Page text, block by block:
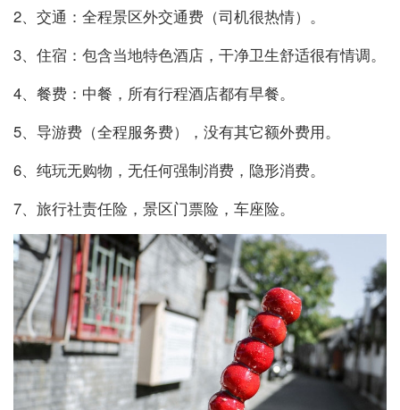
2、交通：全程景区外交通费（司机很热情）。
3、住宿：包含当地特色酒店，干净卫生舒适很有情调。
4、餐费：中餐，所有行程酒店都有早餐。
5、导游费（全程服务费），没有其它额外费用。
6、纯玩无购物，无任何强制消费，隐形消费。
7、旅行社责任险，景区门票险，车座险。